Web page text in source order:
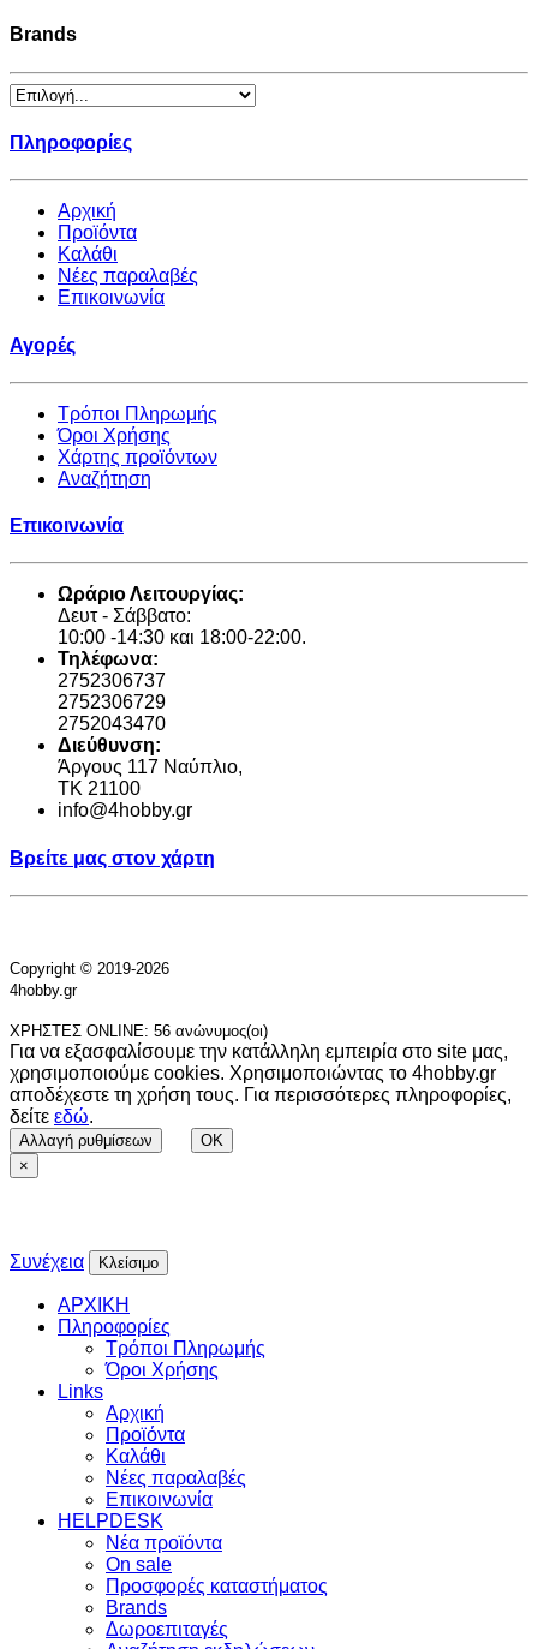
Brands
Πληροφορίες
Αρχική
Προϊόντα
Καλάθι
Νέες παραλαβές
Επικοινωνία
Αγορές
Τρόποι Πληρωμής
Όροι Χρήσης
Χάρτης προϊόντων
Αναζήτηση
Επικοινωνία
Ωράριο Λειτουργίας:
Δευτ - Σάββατο:
10:00 -14:30 και 18:00-22:00.
Τηλέφωνα:
2752306737
2752306729
2752043470
Διεύθυνση:
Άργους 117 Ναύπλιο,
TK 21100
info@4hobby.gr
Βρείτε μας στον χάρτη
Copyright © 2019-2026
4hobby.gr
ΧΡΗΣΤΕΣ ONLINE: 56 ανώνυμος(οι)
Για να εξασφαλίσουμε την κατάλληλη εμπειρία στο site μας,
χρησιμοποιούμε cookies. Χρησιμοποιώντας το 4hobby.gr
αποδέχεστε τη χρήση τους. Για περισσότερες πληροφορίες,
δείτε εδώ.
Αλλαγή ρυθμίσεων
OK
×
Συνέχεια Κλείσιμο
ΑΡΧΙΚΗ
Πληροφορίες
Τρόποι Πληρωμής
Όροι Χρήσης
Links
Αρχική
Προϊόντα
Καλάθι
Νέες παραλαβές
Επικοινωνία
HELPDESK
Νέα προϊόντα
On sale
Προσφορές καταστήματος
Brands
Δωροεπιταγές